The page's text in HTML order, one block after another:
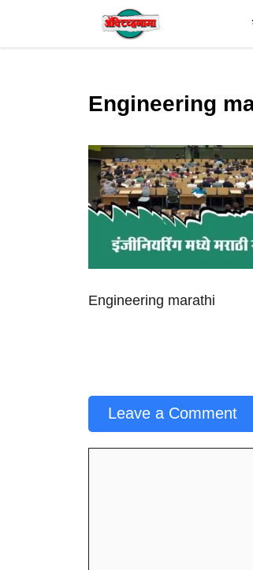
content
Engineering
Engineering marathi
Leave a Comment